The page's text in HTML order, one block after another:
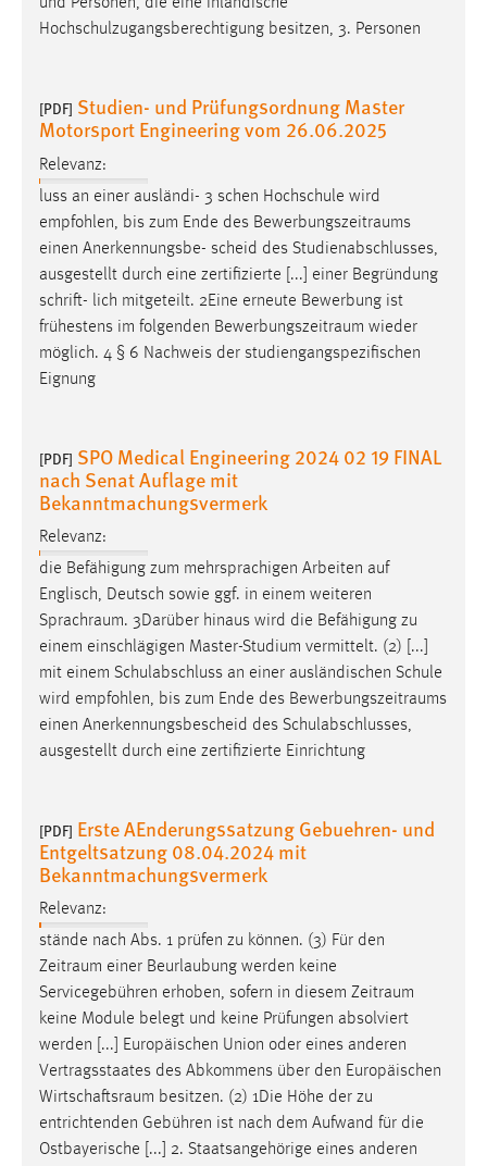
Hochschulzugangsberechtigung besitzen, 3. Personen
[PDF] Studien- und Prüfungsordnung Master
Motorsport Engineering vom 26.06.2025
Relevanz:
luss an einer ausländi- 3 schen Hochschule wird
empfohlen, bis zum Ende des Bewerbungszeitraums
einen Anerkennungsbe- scheid des Studienabschlusses,
ausgestellt durch eine zertifizierte [...] einer Begründung
schrift- lich mitgeteilt. 2Eine erneute Bewerbung ist
frühestens im folgenden Bewerbungszeitraum wieder
möglich. 4 § 6 Nachweis der studiengangspezifischen
Eignung
[PDF] SPO Medical Engineering 2024 02 19 FINAL
nach Senat Auflage mit
Bekanntmachungsvermerk
Relevanz:
die Befähigung zum mehrsprachigen Arbeiten auf
Englisch, Deutsch sowie ggf. in einem weiteren
Sprachraum. 3Darüber hinaus wird die Befähigung zu
einem einschlägigen Master-Studium vermittelt. (2) [...]
mit einem Schulabschluss an einer ausländischen Schule
wird empfohlen, bis zum Ende des Bewerbungszeitraums
einen Anerkennungsbescheid des Schulabschlusses,
ausgestellt durch eine zertifizierte Einrichtung
[PDF] Erste AEnderungssatzung Gebuehren- und
Entgeltsatzung 08.04.2024 mit
Bekanntmachungsvermerk
Relevanz:
stände nach Abs. 1 prüfen zu können. (3) Für den
Zeitraum einer Beurlaubung werden keine
Servicegebühren erhoben, sofern in diesem Zeitraum
keine Module belegt und keine Prüfungen absolviert
werden [...] Europäischen Union oder eines anderen
Vertragsstaates des Abkommens über den Europäischen
Wirtschaftsraum besitzen. (2) 1Die Höhe der zu
entrichtenden Gebühren ist nach dem Aufwand für die
Ostbayerische [...] 2. Staatsangehörige eines anderen